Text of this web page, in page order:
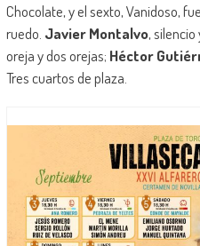
Chocolate, y el sexto, Vanidoso,
ruedo. Javier Montalvo, silencio
oreja y dos orejas; Héctor
Tres cuartos de plaza.